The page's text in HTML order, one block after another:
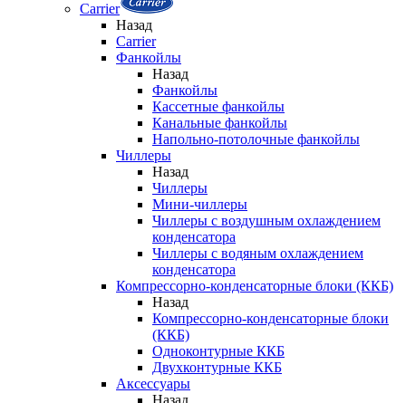
Carrier
Назад
Carrier
Фанкойлы
Назад
Фанкойлы
Кассетные фанкойлы
Канальные фанкойлы
Напольно-потолочные фанкойлы
Чиллеры
Назад
Чиллеры
Мини-чиллеры
Чиллеры с воздушным охлаждением
конденсатора
Чиллеры с водяным охлаждением
конденсатора
Компрессорно-конденсаторные блоки (ККБ)
Назад
Компрессорно-конденсаторные блоки
(ККБ)
Одноконтурные ККБ
Двухконтурные ККБ
Аксессуары
Назад